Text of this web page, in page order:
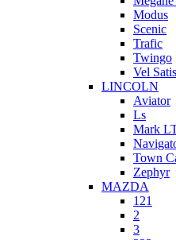
Modus
Scenic
Trafic
Twingo
Vel Satis
LINCOLN
Aviator
Ls
Mark
Town
Zephyr
MAZDA
121
2
3